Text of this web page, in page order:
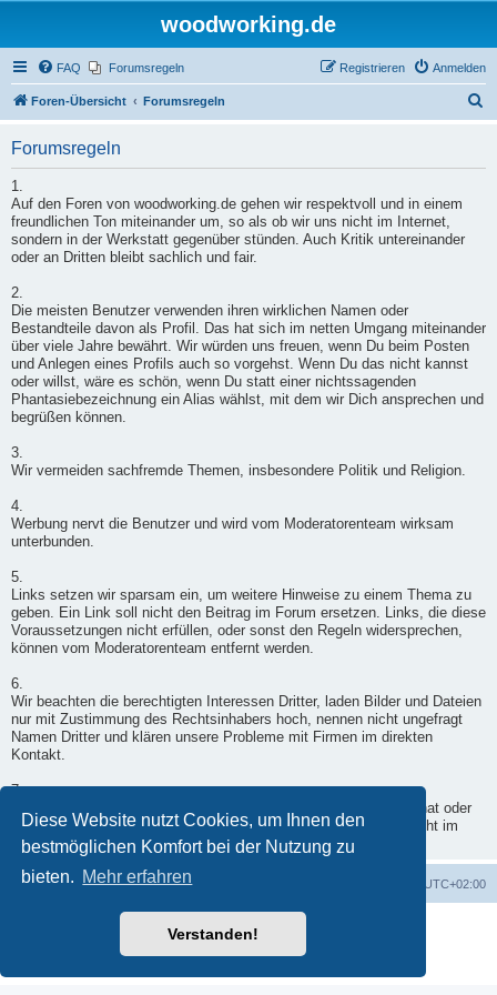
Diese Website nutzt Cookies, um Ihnen den
bestmöglichen Komfort bei der Nutzung zu
bieten. Mehr erfahren
Verstanden!
woodworking.de
FAQ Forumsregeln Anmelden
Registrieren
Foren-Übersicht Forumsregeln
Forumsregeln
1.
Auf den Foren von woodworking.de gehen wir respektvoll und in einem
freundlichen Ton miteinander um, so als ob wir uns nicht im Internet,
sondern in der Werkstatt gegenüber stünden. Auch Kritik untereinander
oder an Dritten bleibt sachlich und fair.
2.
Die meisten Benutzer verwenden ihren wirklichen Namen oder
Bestandteile davon als Profil. Das hat sich im netten Umgang miteinander
über viele Jahre bewährt. Wir würden uns freuen, wenn Du beim Posten
und Anlegen eines Profils auch so vorgehst. Wenn Du das nicht kannst
oder willst, wäre es schön, wenn Du statt einer nichtssagenden
Phantasiebezeichnung ein Alias wählst, mit dem wir Dich ansprechen und
begrüßen können.
3.
Wir vermeiden sachfremde Themen, insbesondere Politik und Religion.
4.
Werbung nervt die Benutzer und wird vom Moderatorenteam wirksam
unterbunden.
5.
Links setzen wir sparsam ein, um weitere Hinweise zu einem Thema zu
geben. Ein Link soll nicht den Beitrag im Forum ersetzen. Links, die diese
Voraussetzungen nicht erfüllen, oder sonst den Regeln widersprechen,
können vom Moderatorenteam entfernt werden.
6.
Wir beachten die berechtigten Interessen Dritter, laden Bilder und Dateien
nur mit Zustimmung des Rechtsinhabers hoch, nennen nicht ungefragt
Namen Dritter und klären unsere Probleme mit Firmen im direkten
Kontakt.
7.
Wenn ein Moderator doch einmal in Deinen Beitrag eingegriffen hat oder
er nicht freigegeben wurde, wende Dich per Kontaktformular - nicht im
Forum - an einen Moderator.
Foren-Übersicht UTC+02:00
Deutsche Übersetzung durch